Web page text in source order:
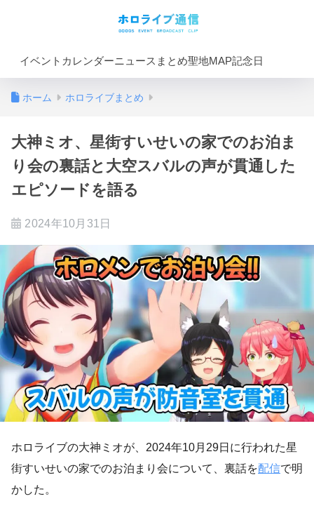
イベントカレンダーニュースまとめ聖地MAP記念日
ホーム ホロライブまとめ
大神ミオ、星街すいせいの家でのお泊ま
り会の裏話と大空スバルの声が貫通した
エピソードを語る
2024年10月31日
ホロライブの大神ミオが、2024年10月29日に行われた星
街すいせいの家でのお泊まり会について、裏話を配信で明
かした。